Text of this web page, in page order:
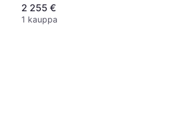
2 255 €
1 kauppa